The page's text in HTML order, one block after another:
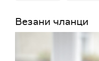
Везани чланци